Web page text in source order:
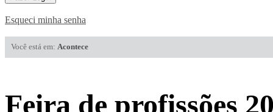
Esqueci minha senha
Você está em: Acontece
Feira de profissões